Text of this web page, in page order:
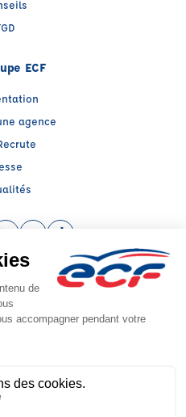
ECF
agence
(nouvelle fenêtre)
LinkedIn (nouvelle fenêtre)
YouTube (nouvelle fenêtre)
TikTok (nouvelle
- Capital social: 8000€
FR90 830379681
Cial Magali , MEXIMIEUX (01800)